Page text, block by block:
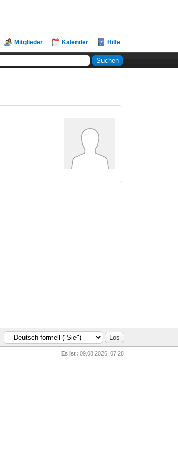
Mitglieder Kalender Hilfe
Es ist: 09.08.2026, 07:28